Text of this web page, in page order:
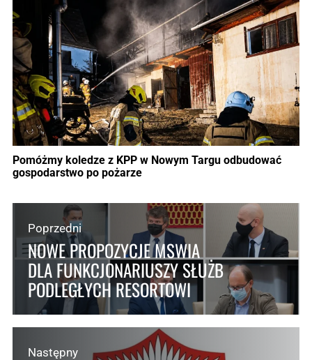
Pomóżmy koledze z KPP w Nowym Targu odbudować
gospodarstwo po pożarze
Poprzedni
NOWE PROPOZYCJE MSWIA
DLA FUNKCJONARIUSZY SŁUŻB
PODLEGŁYCH RESORTOWI
Następny